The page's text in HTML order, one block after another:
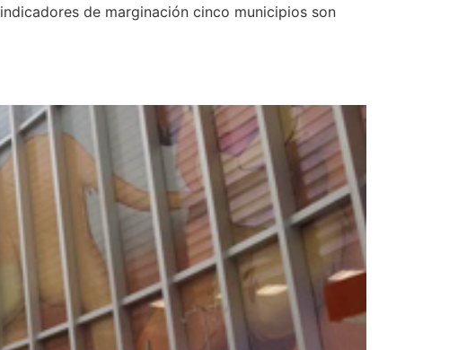
de marginación cinco municipios son